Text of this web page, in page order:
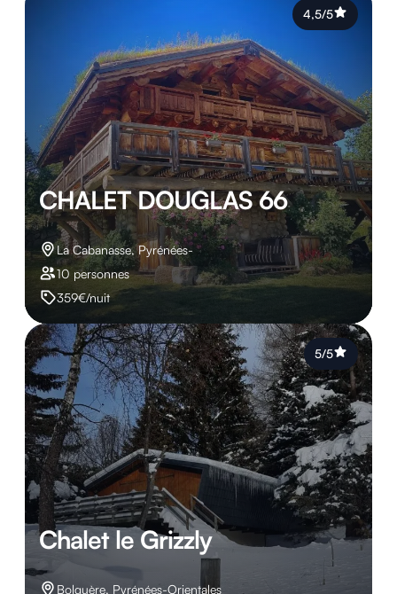
CHALET DOUGLAS 66
La Cabanasse, Pyrénées-
10 personnes
359€/nuit
4,5/5
Chalet le Grizzly
Bolquère, Pyrénées-Orientales
5/5